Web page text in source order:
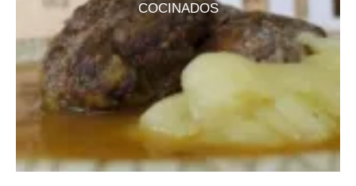
COCINADOS